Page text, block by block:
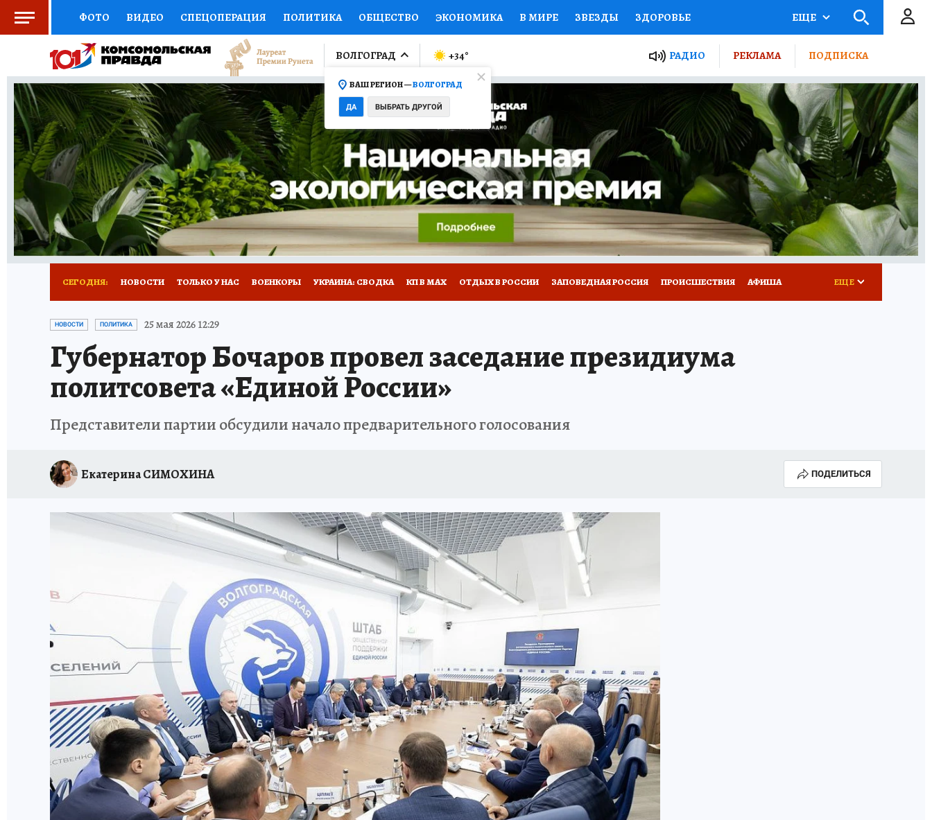
ФОТО ВИДЕО СПЕЦОПЕРАЦИЯ ПОЛИТИКА ОБЩЕСТВО ЭКОНОМИКА В МИРЕ ЗВЕЗДЫ ЗДОРОВЬЕ
СОЦПОДДЕРЖКА НАУКА СПОРТ КОЛУМНИСТЫ ПРОИСШЕСТВИЯ НАЦИОНАЛЬНЫЕ ПРОЕКТЫ РОССИИ
ВЫБОР ЭКСПЕРТОВ ДОКТОР ФИНАНСЫ ОТКРЫВАЕМ МИР Я ЗНАЮ СЕМЬЯ ЖЕНСКИЕ СЕКРЕТЫ ПУТЕВОДИТЕЛЬ
КНИЖНАЯ ПОЛКА ПРОГНОЗЫ НА СПОРТ ПРОМОКОДЫ СЕРИАЛЫ СПЕЦПРОЕКТЫ ДЕФИЦИТ ЖЕЛЕЗА ТУРИЗМ
ПРЕСС-ЦЕНТР НЕДВИЖИМОСТЬ ТЕЛЕВИЗОР КОЛЛЕКЦИИ КОНКУРСЫ РАБОТА У НАС ГИД ПОТРЕБИТЕЛЯ ВСЕ О КП
РАДИО КП РЕКЛАМА ТЕСТЫ НОВОЕ НА САЙТЕ
ЕЩЕ
ВОЛГОГРАД
ВАШ РЕГИОН —ВОЛГОГРАД
ДА ВЫБРАТЬ ДРУГОЙ
+34° РАДИО РЕКЛАМА ПОДПИСКА
СЕГОДНЯ: НОВОСТИ ТОЛЬКО У НАС ВОЕНКОРЫ УКРАИНА: СВОДКА КП В МАХ ОТДЫХ В РОССИИ ЗАПОВЕДНАЯ РОССИЯ ПРОИСШЕСТВИЯ АФИША
ИСПЫТАНО НА СЕБЕ
ЕЩЕ
НОВОСТИ ПОЛИТИКА 25 мая 2026 12:29
Губернатор Бочаров провел заседание президиума
политсовета «Единой России»
Представители партии обсудили начало предварительного голосования
Екатерина СИМОХИНА ПОДЕЛИТЬСЯ